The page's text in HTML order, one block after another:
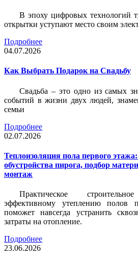
В эпоху цифровых технологий
открытки уступают место своим
Подробнее
04.07.2026
Как Выбрать Подарок на Свадьбу
Свадьба – это одно из самых
событий в жизни двух людей,
семьи
Подробнее
02.07.2026
Теплоизоляция пола первого
обустройства пирога, подбор
монтаж
Практическое
эффективному утеплению полов
поможет навсегда устранить
затраты на отопление.
Подробнее
23.06.2026